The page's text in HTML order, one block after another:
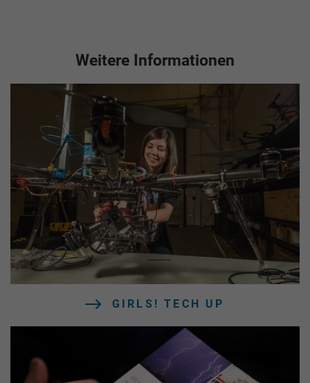
Weitere Informationen
GIRLS! TECH UP